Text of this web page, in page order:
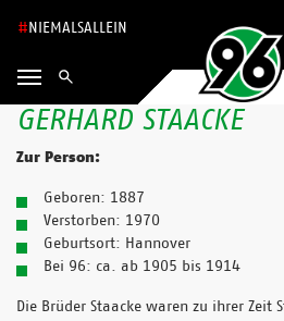
NIEMALSALLEIN
GERHARD STAACKE
Zur Person:
Geboren: 1887
Verstorben: 1970
Geburtsort: Hannover
Bei 96: ca. ab 1905 bis 1914
Die Brüder Staacke waren zu ihrer Zeit